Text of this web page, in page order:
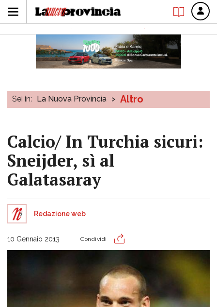
Sei in: La Nuova Provincia > Altro
Calcio/ In Turchia sicuri:
Sneijder, sì al
Galatasaray
Redazione web
10 Gennaio 2013 Condividi